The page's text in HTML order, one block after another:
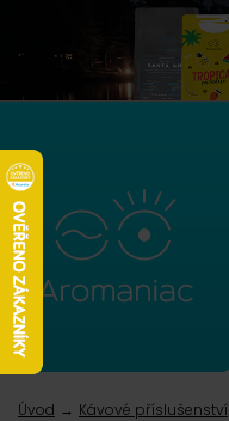
Úvod Kávové příslušenství